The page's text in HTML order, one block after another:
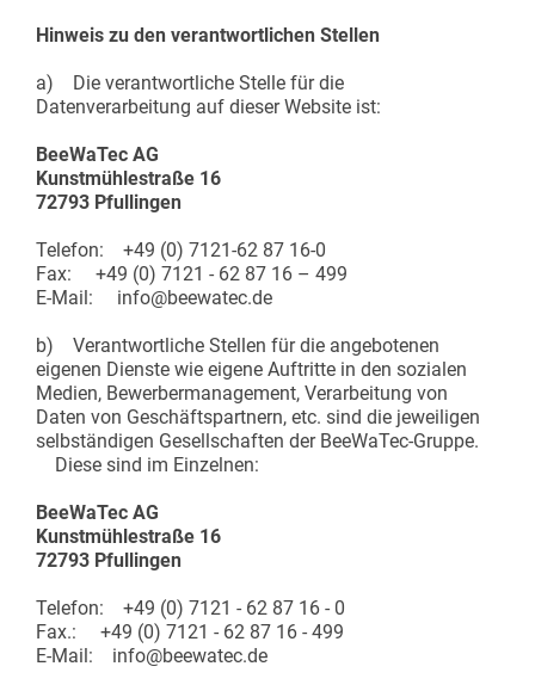
Hinweis zu den verantwortlichen Stellen
a) Die verantwortliche Stelle für die
Datenverarbeitung auf dieser Website ist:
BeeWaTec AG
Kunstmühlestraße 16
72793 Pfullingen
Telefon: +49 (0) 7121-62 87 16-0
Fax: +49 (0) 7121 - 62 87 16 – 499
E-Mail: info@beewatec.de
b) Verantwortliche Stellen für die angebotenen
eigenen Dienste wie eigene Auftritte in den sozialen
Medien, Bewerbermanagement, Verarbeitung von
Daten von Geschäftspartnern, etc. sind die jeweiligen
selbständigen Gesellschaften der BeeWaTec-Gruppe.
Diese sind im Einzelnen:
BeeWaTec AG
Kunstmühlestraße 16
72793 Pfullingen
Telefon: +49 (0) 7121 - 62 87 16 - 0
Fax.: +49 (0) 7121 - 62 87 16 - 499
E-Mail: info@beewatec.de